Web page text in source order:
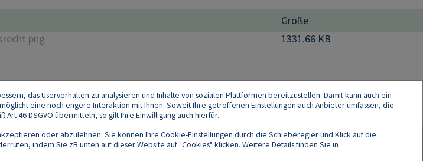
Größe
1331.66 KB
das Userverhalten zu analysieren und Inhalte von sozialen Plattformen bereitzustellen. Damit kann auch ein
eine noch engere Interaktion mit Ihnen. Soweit Ihre getroffenen Einstellungen auch Anbieter umfassen, die
Art 46 DSGVO übermitteln, so gilt Ihre Einwilligung auch hierfür.
oder abzulehnen. Sie können Ihre Cookie-Einstellungen durch die Schieberegler und Klick auf die
indem Sie zB unten auf dieser Website auf "Cookies" klicken. Weitere Details finden Sie in